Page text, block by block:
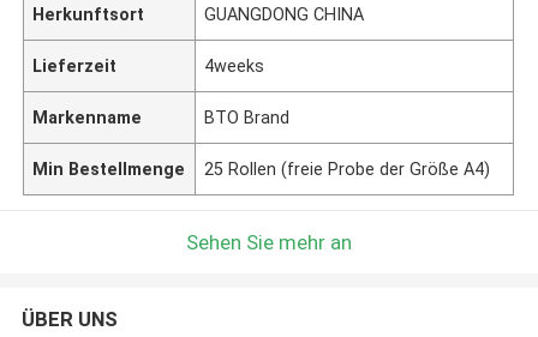
Herkunftsort GUANGDONG CHINA
Lieferzeit 4weeks
Markenname BTO Brand
Min Bestellmenge 25 Rollen (freie Probe der Größe A4)
Sehen Sie mehr an
ÜBER UNS